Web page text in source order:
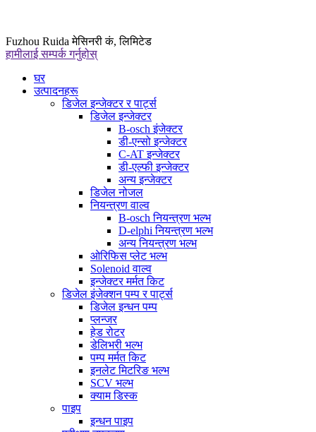
Fuzhou Ruida मेसिनरी कं, लिमिटेड
हामीलाई सम्पर्क गर्नुहोस्
घर
उत्पादनहरू
डिजेल इन्जेक्टर र पार्ट्स
डिजेल इन्जेक्टर
B-osch इंजेक्टर
डी-एन्सो इन्जेक्टर
C-AT इन्जेक्टर
डी-एल्फी इन्जेक्टर
अन्य इन्जेक्टर
डिजेल नोजल
नियन्त्रण वाल्व
B-osch नियन्त्रण भल्भ
D-elphi नियन्त्रण भल्भ
अन्य नियन्त्रण भल्भ
ओरिफिस प्लेट भल्भ
Solenoid वाल्व
इन्जेक्टर मर्मत किट
डिजेल इंजेक्शन पम्प र पार्ट्स
डिजेल इन्धन पम्प
प्लन्जर
हेड रोटर
डेलिभरी भल्भ
पम्प मर्मत किट
इनलेट मिटरिङ भल्भ
SCV भल्भ
क्याम डिस्क
पाइप
इन्धन पाइप